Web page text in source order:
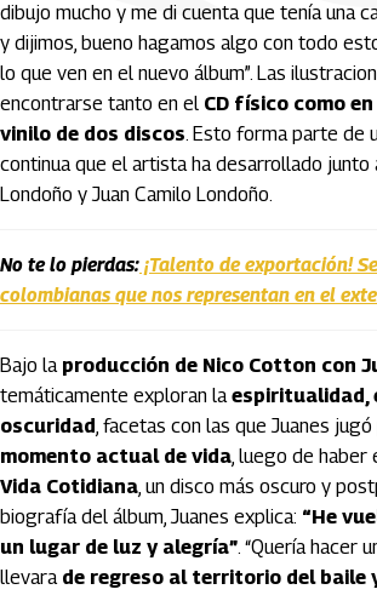
dibujo mucho y me di cuenta que tenía una
y dijimos, bueno hagamos algo con todo
lo que ven en el nuevo álbum”. Las
encontrarse tanto en el CD físico como
vinilo de dos discos. Esto forma parte de
continua que el artista ha desarrollado junto
Londoño y Juan Camilo Londoño.
No te lo pierdas: ¡Talento de exportación!
colombianas que nos representan en el
Bajo la producción de Nico Cotton con
temáticamente exploran laespiritualidad,
oscuridad, facetas con las que Juanes
momento actual de vida, luego de haber
Vida Cotidiana, un disco más oscuro y
biografía del álbum, Juanes explica: “He
un lugar de luz y alegría”. “Quería hacer
llevara de regreso al territorio del baile